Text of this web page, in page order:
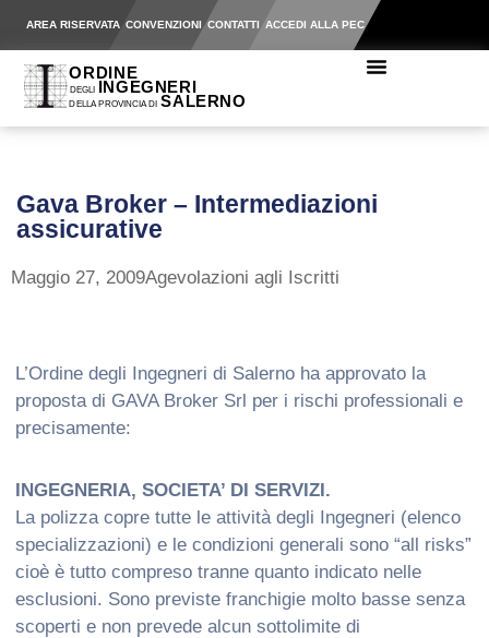
AREA RISERVATA CONVENZIONI CONTATTI ACCEDI ALLA PEC
Gava Broker – Intermediazioni
assicurative
Maggio 27, 2009Agevolazioni agli Iscritti
L’Ordine degli Ingegneri di Salerno ha approvato la
proposta di GAVA Broker Srl per i rischi professionali e
precisamente:
INGEGNERIA, SOCIETA’ DI SERVIZI.
La polizza copre tutte le attività degli Ingegneri (elenco
specializzazioni) e le condizioni generali sono “all risks”
cioè è tutto compreso tranne quanto indicato nelle
esclusioni. Sono previste franchigie molto basse senza
scoperti e non prevede alcun sottolimite di